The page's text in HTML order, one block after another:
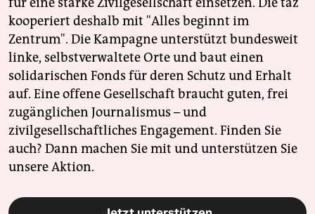
kooperiert deshalb mit "Alles beginnt im
Zentrum". Die Kampagne unterstützt bundesweit
linke, selbstverwaltete Orte und baut einen
solidarischen Fonds für deren Schutz und Erhalt
auf. Eine offene Gesellschaft braucht guten, frei
zugänglichen Journalismus – und
zivilgesellschaftliches Engagement. Finden Sie
auch? Dann machen Sie mit und unterstützen Sie
unsere Aktion.